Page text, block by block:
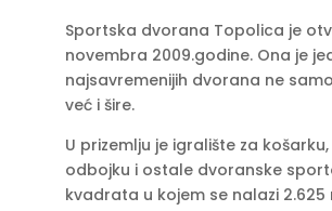
Sportska dvorana Topolica je
novembra 2009.godine. Ona je
najsavremenijih dvorana ne
već i šire.
U prizemlju je igralište za
odbojku i ostale dvoranske
kvadrata u kojem se nalazi 2.625